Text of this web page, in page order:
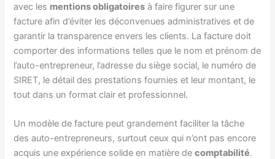
avec les mentions obligatoires à faire figurer sur une
facture afin d’éviter les déconvenues administratives et de
garantir la transparence envers les clients. La facture doit
comporter des informations telles que le nom et prénom de
l’auto-entrepreneur, l’adresse du siège social, le numéro de
SIRET, le détail des prestations fournies et leur montant, le
tout dans un format clair et professionnel.
Un modèle de facture peut grandement faciliter la tâche
des auto-entrepreneurs, surtout ceux qui n’ont pas encore
acquis une expérience solide en matière decomptabilité.